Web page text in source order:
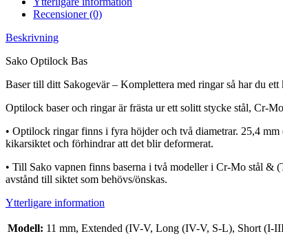
Recensioner (0)
Beskrivning
Sako Optilock Bas
Baser till ditt Sakogevär – Komplettera med ringar så har du
Optilock baser och ringar är frästa ur ett solitt stycke stål, Cr-
• Optilock ringar finns i fyra höjder och två diametrar. 25,4
kikarsiktet och förhindrar att det blir deformerat.
• Till Sako vapnen finns baserna i två modeller i Cr-Mo stål &
avstånd till siktet som behövs/önskas.
Ytterligare information
Modell: 11 mm, Extended (IV-V, Long (IV-V, S-L), Short (I-